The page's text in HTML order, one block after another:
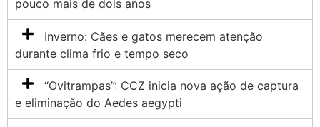
pouco mais de dois anos
Inverno: Cães e gatos merecem atenção
durante clima frio e tempo seco
“Ovitrampas”: CCZ inicia nova ação de captura
e eliminação do Aedes aegypti